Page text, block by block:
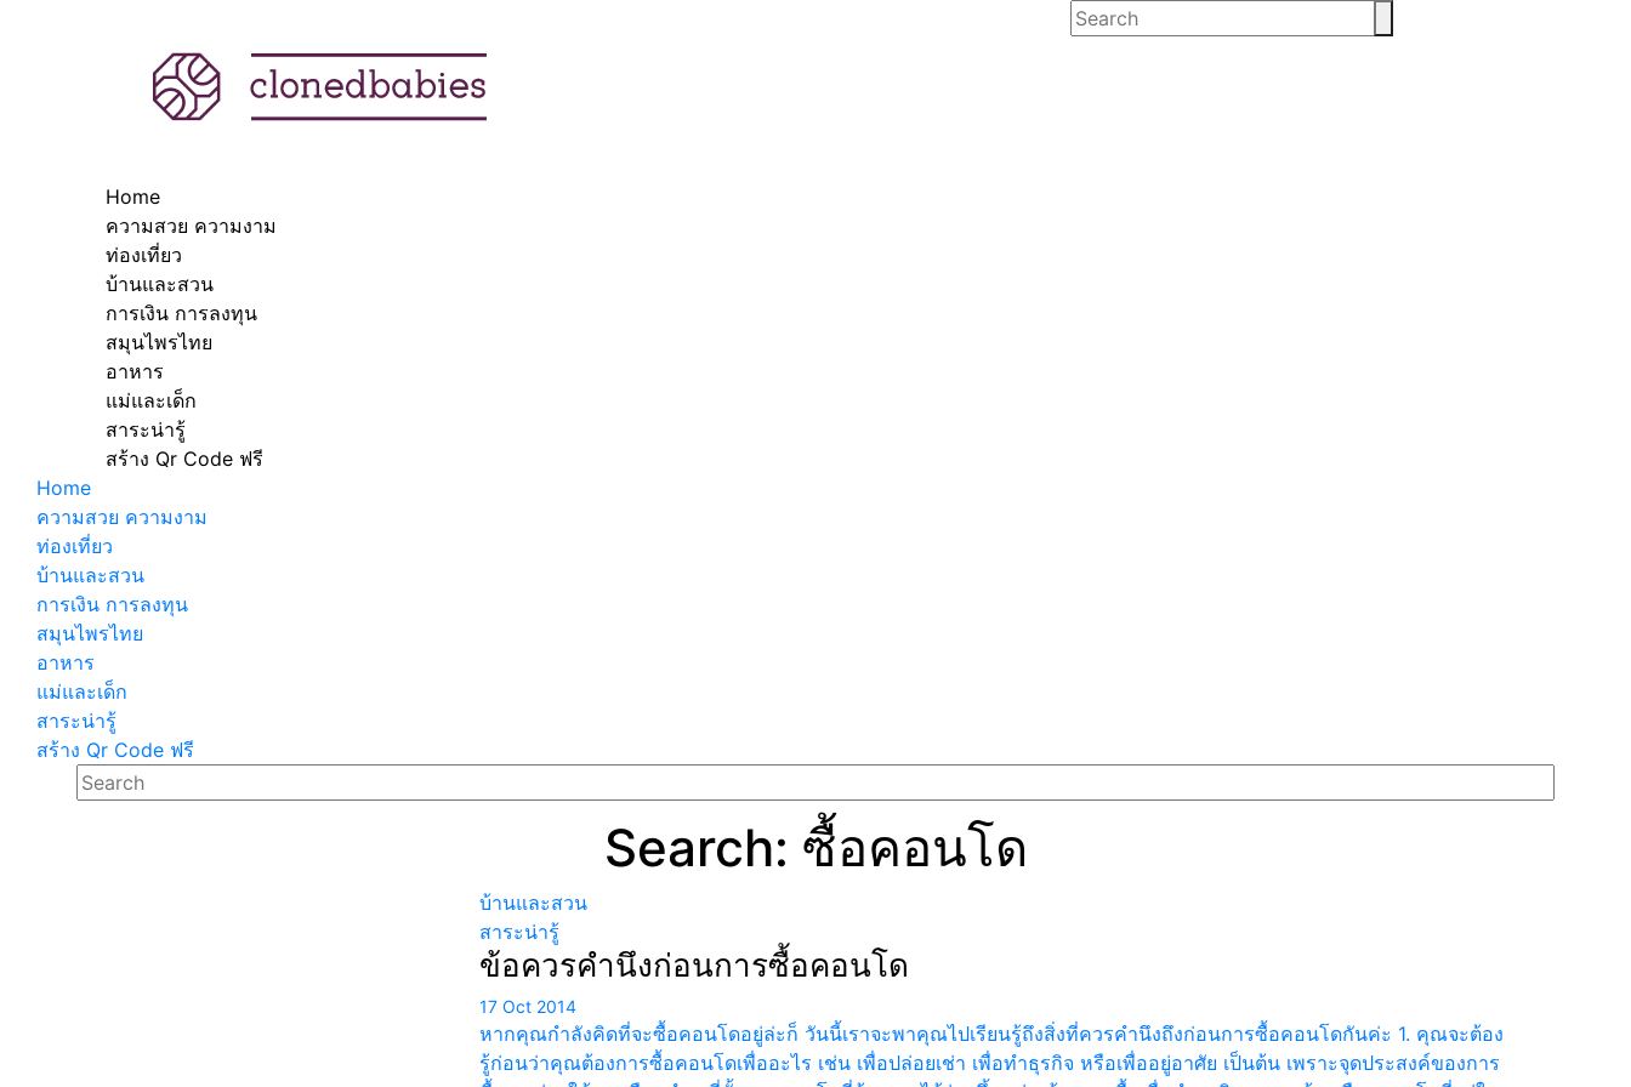
Home
ความสวย ความงาม
ท่องเที่ยว
บ้านและสวน
การเงิน การลงทุน
สมุนไพรไทย
อาหาร
แม่และเด็ก
สาระน่ารู้
สร้าง Qr Code ฟรี
Home
ความสวย ความงาม
ท่องเที่ยว
บ้านและสวน
การเงิน การลงทุน
สมุนไพรไทย
อาหาร
แม่และเด็ก
สาระน่ารู้
สร้าง Qr Code ฟรี
Search: ซื้อคอนโด
บ้านและสวน
สาระน่ารู้
ข้อควรคำนึงก่อนการซื้อคอนโด
17 Oct 2014
หากคุณกำลังคิดที่จะซื้อคอนโดอยู่ล่ะก็ วันนี้เราจะพาคุณไปเรียนรู้ถึงสิ่งที่ควรคำนึงถึงก่อนการซื้อคอนโดกันค่ะ 1. คุณจะต้อง
รู้ก่อนว่าคุณต้องการซื้อคอนโดเพื่ออะไร เช่น เพื่อปล่อยเช่า เพื่อทำธุรกิจ หรือเพื่ออยู่อาศัย เป็นต้น เพราะจุดประสงค์ของการ